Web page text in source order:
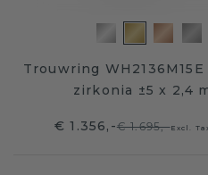
Trouwring WH2136M15E
zirkonia ±5 x 2,4
€ 1.356,-€ 1.695,-Excl.